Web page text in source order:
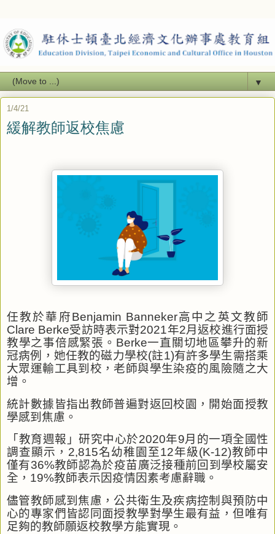
▼
1/4/21
緩解教師返校焦慮
任教於華府Benjamin Banneker高中之英文教師
Clare Berke受訪時表示對2021年2月返校進行面授
教學之事倍感緊張。 Berke一直關切地區攀升的新
冠病例，她任教的磁力學校(註1)有許多學生需搭乘
大眾運輸工具到校，老師與學生染疫的風險隨之大
增。
統計數據皆指出教師普遍對返回校園，開始面授教
學感到焦慮。
「教育週報」研究中心於2020年9月的一項全國性
調查顯示， 2,815名幼稚園至12年級(K-12)教師中
僅有36%教師認為於疫苗廣泛接種前回到學校屬安
全， 19%教師表示因疫情因素考慮辭職。
儘管教師感到焦慮，公共衛生及疾病控制與預防中
心的專家們皆認同面授教學對學生最有益，但唯有
足夠的教師願返校教學方能實現。